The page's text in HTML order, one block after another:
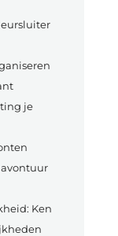
je
Ken